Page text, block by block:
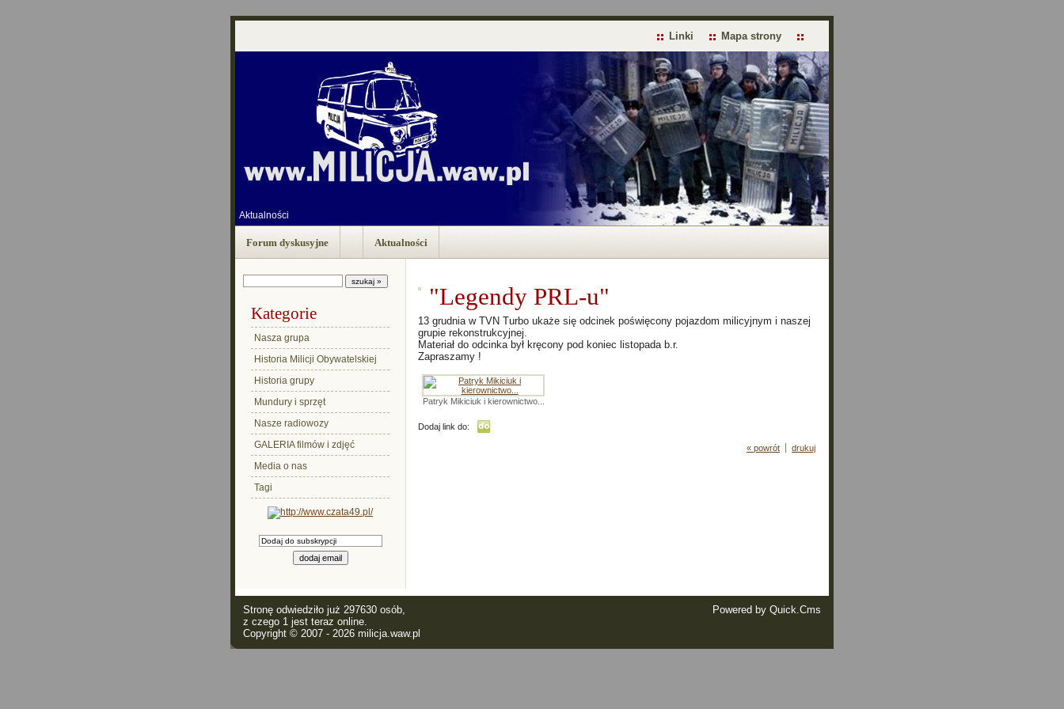
Linki Mapa strony
Aktualności
Forum dyskusyjne Aktualności
Kategorie
Nasza grupa
Historia Milicji Obywatelskiej
Historia grupy
Mundury i sprzęt
Nasze radiowozy
GALERIA filmów i zdjęć
Media o nas
Tagi
"Legendy PRL-u"
13 grudnia w TVN Turbo ukaże się odcinek poświęcony pojazdom milicyjnym i naszej
grupie rekonstrukcyjnej.
Materiał do odcinka był kręcony pod koniec listopada b.r.
Zapraszamy !
Patryk Mikiciuk i kierownictwo...
Dodaj link do:
drukuj
« powrót
Stronę odwiedziło już 297630 osób,
z czego 1 jest teraz online.
Copyright © 2007 - 2026 milicja.waw.pl
Powered by Quick.Cms